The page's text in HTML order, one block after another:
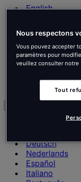
English
Nederlands
Español
Italiano
Português
Português
Deutsch
Nederlands
Español
Italiano
Nous respectons
Vous pouvez accepter
paramètres pour
veuillez consulter notre
Tout